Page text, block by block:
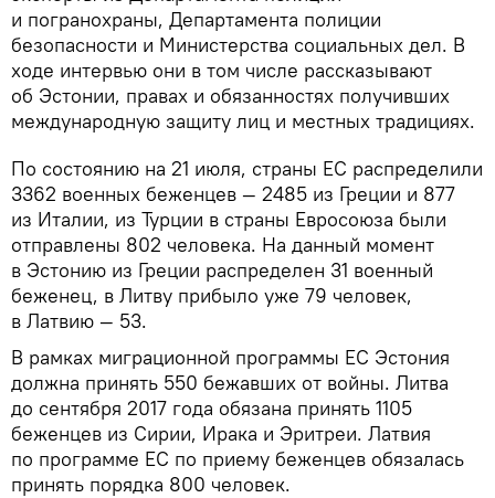
и погранохраны, Департамента полиции
безопасности и Министерства социальных дел. В
ходе интервью они в том числе рассказывают
об Эстонии, правах и обязанностях получивших
международную защиту лиц и местных традициях.
По состоянию на 21 июля, страны ЕС распределили
3362 военных беженцев — 2485 из Греции и 877
из Италии, из Турции в страны Евросоюза были
отправлены 802 человека. На данный момент
в Эстонию из Греции распределен 31 военный
беженец, в Литву прибыло уже 79 человек,
в Латвию — 53.
В рамках миграционной программы ЕС Эстония
должна принять 550 бежавших от войны. Литва
до сентября 2017 года обязана принять 1105
беженцев из Сирии, Ирака и Эритреи. Латвия
по программе ЕС по приему беженцев обязалась
принять порядка 800 человек.